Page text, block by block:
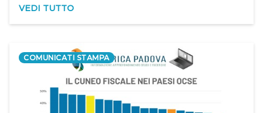
VEDI TUTTO
COMUNICATI STAMPA